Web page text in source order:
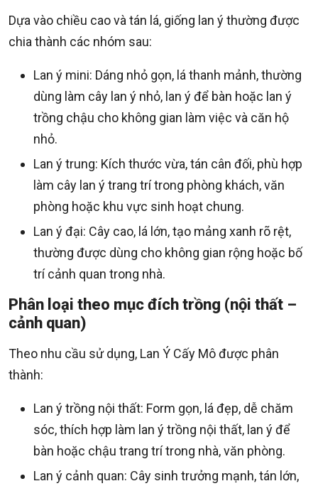
Dựa vào chiều cao và tán lá, giống lan ý thường được
chia thành các nhóm sau:
Lan ý mini: Dáng nhỏ gọn, lá thanh mảnh, thường
dùng làm cây lan ý nhỏ, lan ý để bàn hoặc lan ý
trồng chậu cho không gian làm việc và căn hộ
nhỏ.
Lan ý trung: Kích thước vừa, tán cân đối, phù hợp
làm cây lan ý trang trí trong phòng khách, văn
phòng hoặc khu vực sinh hoạt chung.
Lan ý đại: Cây cao, lá lớn, tạo mảng xanh rõ rệt,
thường được dùng cho không gian rộng hoặc bố
trí cảnh quan trong nhà.
Phân loại theo mục đích trồng (nội thất –
cảnh quan)
Theo nhu cầu sử dụng, Lan Ý Cấy Mô được phân
thành:
Lan ý trồng nội thất: Form gọn, lá đẹp, dễ chăm
sóc, thích hợp làm lan ý trồng nội thất, lan ý để
bàn hoặc chậu trang trí trong nhà, văn phòng.
Lan ý cảnh quan: Cây sinh trưởng mạnh, tán lớn,